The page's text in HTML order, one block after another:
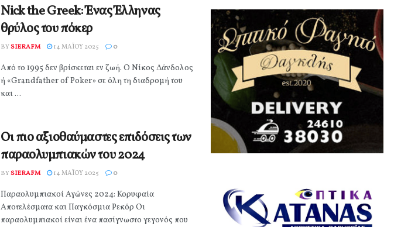
Nick the Greek: Ένας Έλληνας
θρύλος του πόκερ
BYSIERAFM 14 ΜΑΪ́ΟΥ 2025 0
Από το 1995 δεν βρίσκεται εν ζωή. Ο Nίκος Δάνδολος
ή «Grandfather of Poker» σε όλη τη διαδρομή του
και ...
Οι πιο αξιοθαύμαστες επιδόσεις των
παραολυμπιακών του 2024
BYSIERAFM 14 ΜΑΪ́ΟΥ 2025 0
Παραολυμπιακοί Αγώνες 2024: Κορυφαία
Αποτελέσματα και Παγκόσμια Ρεκόρ Οι
παραολυμπιακοί είναι ένα πασίγνωστο γεγονός που